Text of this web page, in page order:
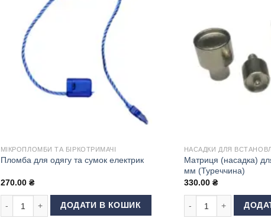
МІКРОПЛОМБИ ТА БІРКОТРИМАЧІ
Пломба для одягу та сумок електрик
270.00 ₴
Пломба для одягу та сумок електрик кількість
ДОДАТИ В КОШИК
НАСАДКИ ДЛЯ
Матриця (насадка)
мм (Туреччина)
330.00 ₴
Матриця (насадка)